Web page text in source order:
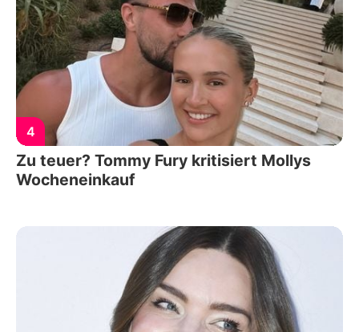
4
Zu teuer? Tommy Fury kritisiert Mollys
Wocheneinkauf